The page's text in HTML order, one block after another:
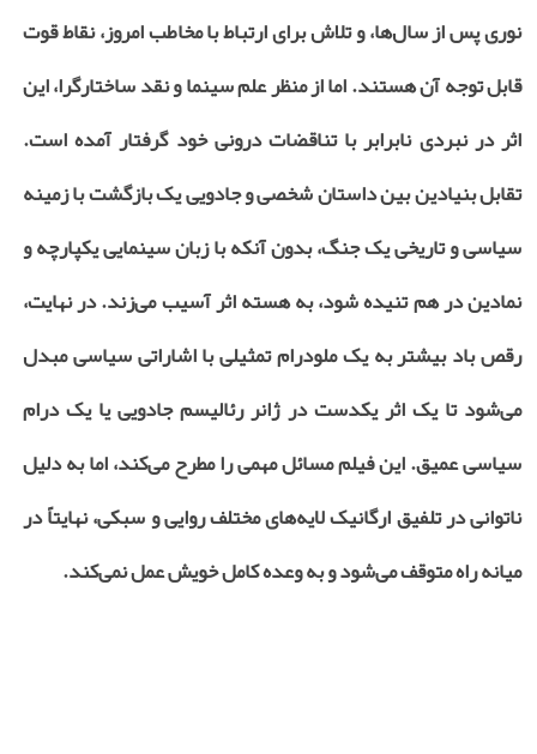
‌نوری پس از سال‌ها، و تلاش برای ارتباط با مخاطب امروز، نقاط قوت
قابل توجه آن هستند. اما از منظر علم سینما و نقد ساختارگرا، این
اثر در نبردی نابرابر با تناقضات درونی خود گرفتار آمده است.
تقابل بنیادین بین داستان شخصی و جادویی یک بازگشت با زمینه
سیاسی و تاریخی یک جنگ، بدون آنکه با زبان سینمایی یکپارچه و
نمادین در هم تنیده شود، به هسته اثر آسیب می‌زند. در نهایت،
رقص باد بیشتر به یک ملودرام تمثیلی با اشاراتی سیاسی مبدل
می‌شود تا یک اثر یکدست در ژانر رئالیسم جادویی یا یک درام
سیاسی عمیق. این فیلم مسائل مهمی را مطرح می‌کند، اما به دلیل
ناتوانی در تلفیق ارگانیک لایه‌های مختلف روایی و سبکی، نهایتاً در
میانه راه متوقف می‌شود و به وعده کامل خویش عمل نمی‌کند.